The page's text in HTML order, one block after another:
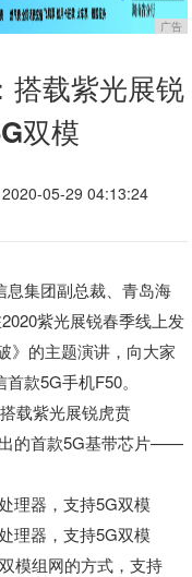
广告
搭载紫光展锐
双模
2020-05-29 04:13:24
息集团副总裁、青岛海
紫光展锐春季线上发
》的主题演讲，向大家
款5G手机F50。
载紫光展锐虎贲
出的首款5G基带芯片——
模组网的方式 ，支持